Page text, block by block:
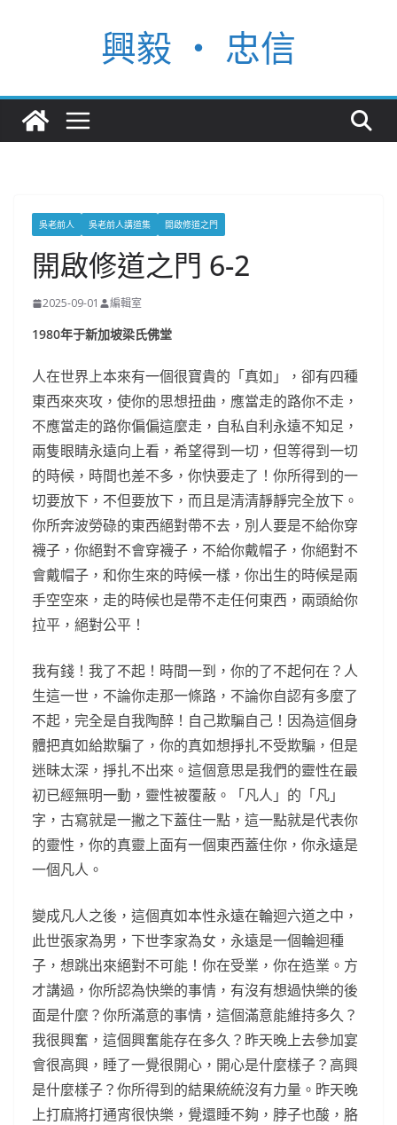
興毅 ‧ 忠信
吳老前人 吳老前人講道集 開啟修道之門
開啟修道之門 6-2
2025-09-01 編輯室
1980年于新加坡梁氏佛堂
人在世界上本來有一個很寶貴的「真如」，卻有四種
東西來夾攻，使你的思想扭曲，應當走的路你不走，
不應當走的路你偏偏這麼走，自私自利永遠不知足，
兩隻眼睛永遠向上看，希望得到一切，但等得到一切
的時候，時間也差不多，你快要走了！你所得到的一
切要放下，不但要放下，而且是清清靜靜完全放下。
你所奔波勞碌的東西絕對帶不去，別人要是不給你穿
襪子，你絕對不會穿襪子，不給你戴帽子，你絕對不
會戴帽子，和你生來的時候一樣，你出生的時候是兩
手空空來，走的時候也是帶不走任何東西，兩頭給你
拉平，絕對公平！
我有錢！我了不起！時間一到，你的了不起何在？人
生這一世，不論你走那一條路，不論你自認有多麼了
不起，完全是自我陶醉！自己欺騙自己！因為這個身
體把真如給欺騙了，你的真如想掙扎不受欺騙，但是
迷昧太深，掙扎不出來。這個意思是我們的靈性在最
初已經無明一動，靈性被覆蔽。「凡人」的「凡」
字，古寫就是一撇之下蓋住一點，這一點就是代表你
的靈性，你的真靈上面有一個東西蓋住你，你永遠是
一個凡人。
變成凡人之後，這個真如本性永遠在輪迴六道之中，
此世張家為男，下世李家為女，永遠是一個輪迴種
子，想跳出來絕對不可能！你在受業，你在造業。方
才講過，你所認為快樂的事情，有沒有想過快樂的後
面是什麼？你所滿意的事情，這個滿意能維持多久？
我很興奮，這個興奮能存在多久？昨天晚上去參加宴
會很高興，睡了一覺很開心，開心是什麼樣子？高興
是什麼樣子？你所得到的結果統統沒有力量。昨天晚
上打麻將打通宵很快樂，覺還睡不夠，脖子也酸，胳